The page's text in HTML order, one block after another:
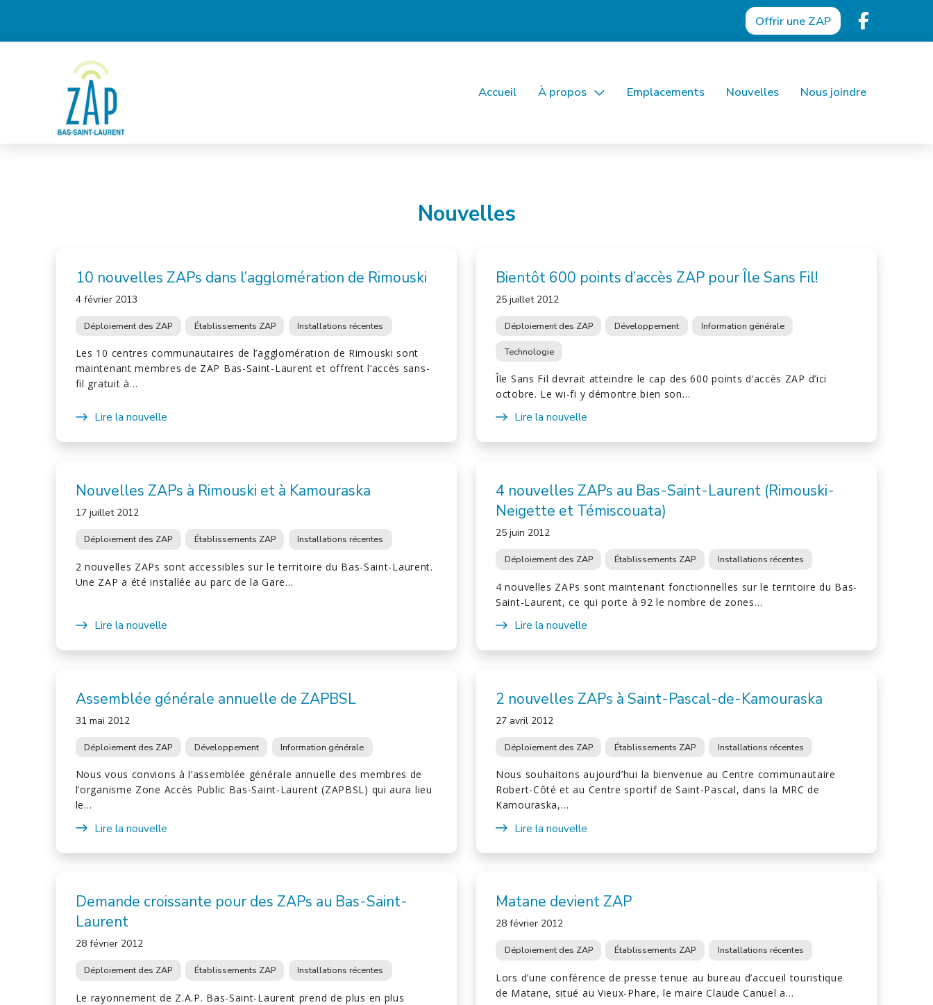
Offrir une ZAP
Accueil À propos Emplacements Nouvelles Nous joindre
Nouvelles
10 nouvelles ZAPs dans l’agglomération de Rimouski
4 février 2013
Déploiement des ZAP Établissements ZAP Installations récentes
Les 10 centres communautaires de l’agglomération de Rimouski sont
maintenant membres de ZAP Bas-Saint-Laurent et offrent l’accès sans-
fil gratuit à…
Lire la nouvelle
Bientôt 600 points d’accès ZAP pour Île Sans Fil!
25 juillet 2012
Déploiement des ZAP Développement Information générale
Technologie
Île Sans Fil devrait atteindre le cap des 600 points d’accès ZAP d’ici
octobre. Le wi-fi y démontre bien son…
Lire la nouvelle
Nouvelles ZAPs à Rimouski et à Kamouraska
17 juillet 2012
Déploiement des ZAP Établissements ZAP Installations récentes
2 nouvelles ZAPs sont accessibles sur le territoire du Bas-Saint-Laurent.
Une ZAP a été installée au parc de la Gare…
Lire la nouvelle
4 nouvelles ZAPs au Bas-Saint-Laurent (Rimouski-
Neigette et Témiscouata)
25 juin 2012
Déploiement des ZAP Établissements ZAP Installations récentes
4 nouvelles ZAPs sont maintenant fonctionnelles sur le territoire du Bas-
Saint-Laurent, ce qui porte à 92 le nombre de zones…
Lire la nouvelle
Assemblée générale annuelle de ZAPBSL
31 mai 2012
Déploiement des ZAP Développement Information générale
Nous vous convions à l’assemblée générale annuelle des membres de
l’organisme Zone Accès Public Bas-Saint-Laurent (ZAPBSL) qui aura lieu
le…
Lire la nouvelle
2 nouvelles ZAPs à Saint-Pascal-de-Kamouraska
27 avril 2012
Déploiement des ZAP Établissements ZAP Installations récentes
Nous souhaitons aujourd’hui la bienvenue au Centre communautaire
Robert-Côté et au Centre sportif de Saint-Pascal, dans la MRC de
Kamouraska,…
Lire la nouvelle
Demande croissante pour des ZAPs au Bas-Saint-
Laurent
28 février 2012
Déploiement des ZAP Établissements ZAP Installations récentes
Le rayonnement de Z.A.P. Bas-Saint-Laurent prend de plus en plus
Matane devient ZAP
28 février 2012
Déploiement des ZAP Établissements ZAP Installations récentes
Lors d’une conférence de presse tenue au bureau d’accueil touristique
de Matane, situé au Vieux-Phare, le maire Claude Canuel a…